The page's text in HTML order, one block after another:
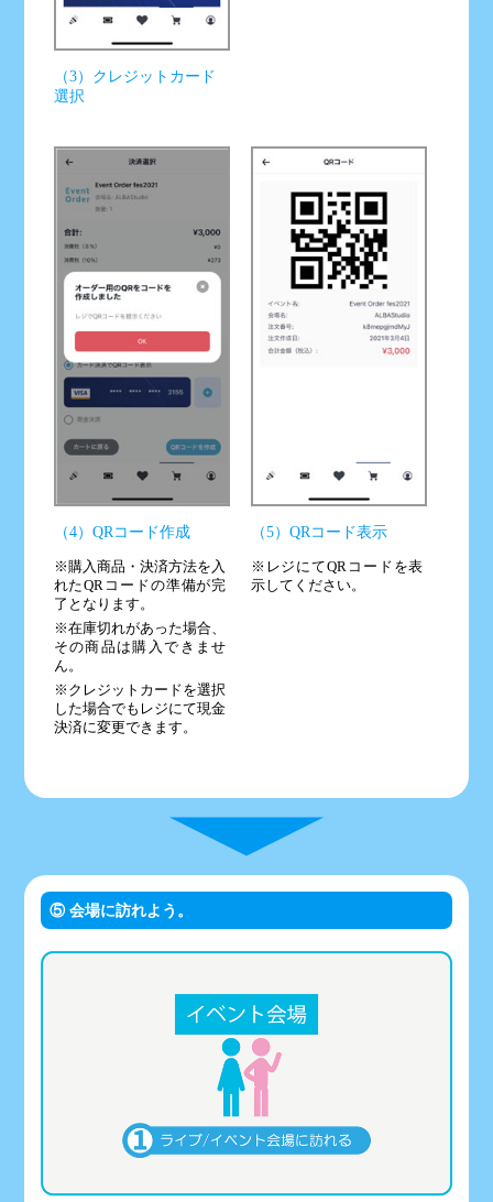
（3）クレジットカード
選択
（4）QRコード作成
※購入商品・決済方法を入
れたQRコードの準備が完
了となります。
※在庫切れがあった場合、
その商品は購入できませ
ん。
※クレジットカードを選択
した場合でもレジにて現金
決済に変更できます。
（5）QRコード表示
※レジにてQRコードを表
示してください。
⑤ 会場に訪れよう。